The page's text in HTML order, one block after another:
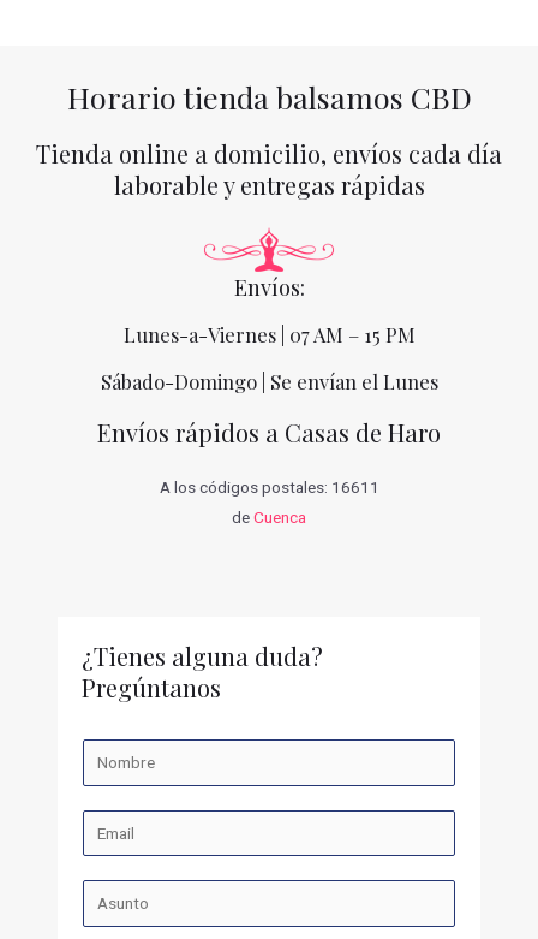
Horario tienda balsamos CBD
Tienda online a domicilio, envíos cada día
laborable y entregas rápidas
Envíos:
Lunes-a-Viernes | 07 AM – 15 PM
Sábado-Domingo | Se envían el Lunes
Envíos rápidos a Casas de Haro
A los códigos postales: 16611
deCuenca
¿Tienes alguna duda?
Pregúntanos